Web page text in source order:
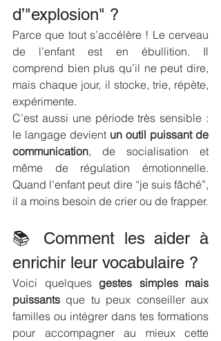
d’"explosion" ?
Parce que tout s’accélère ! Le cerveau
de l’enfant est en ébullition. Il
comprend bien plus qu’il ne peut dire,
mais chaque jour, il stocke, trie, répète,
expérimente.
C’est aussi une période très sensible :
le langage devient un outil puissant de
communication, de socialisation et
même de régulation émotionnelle.
Quand l’enfant peut dire “je suis fâché”,
il a moins besoin de crier ou de frapper.
📚 Comment les aider à
enrichir leur vocabulaire ?
Voici quelques gestes simples mais
puissants que tu peux conseiller aux
familles ou intégrer dans tes formations
pour accompagner au mieux cette